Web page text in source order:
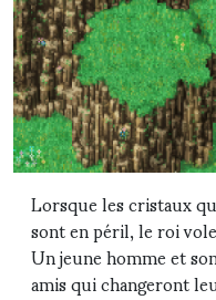
Lorsque les cristaux
sont en péril, le roi
Un jeune homme et
amis qui changeront